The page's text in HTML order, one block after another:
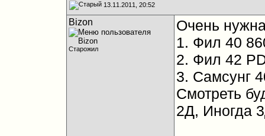
13.11.2011, 20:52
Bizon
Старожил
Очень
1. Фил 40
2. Фил 42
3. Самсунг
Смотреть
2Д, Иногда